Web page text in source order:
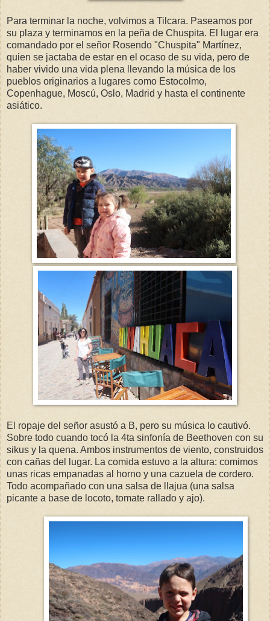
Para terminar la noche, volvimos a Tilcara. Paseamos por
su plaza y terminamos en la peña de Chuspita. El lugar era
comandado por el señor Rosendo "Chuspita" Martínez,
quien se jactaba de estar en el ocaso de su vida, pero de
haber vivido una vida plena llevando la música de los
pueblos originarios a lugares como Estocolmo,
Copenhague, Moscú, Oslo, Madrid y hasta el continente
asiático.
El ropaje del señor asustó a B, pero su música lo cautivó.
Sobre todo cuando tocó la 4ta sinfonía de Beethoven con su
sikus y la quena. Ambos instrumentos de viento, construidos
con cañas del lugar. La comida estuvo a la altura: comimos
unas ricas empanadas al horno y una cazuela de cordero.
Todo acompañado con una salsa de llajua (una salsa
picante a base de locoto, tomate rallado y ajo).